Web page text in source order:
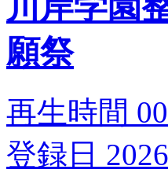
願祭
再生時間
登録日